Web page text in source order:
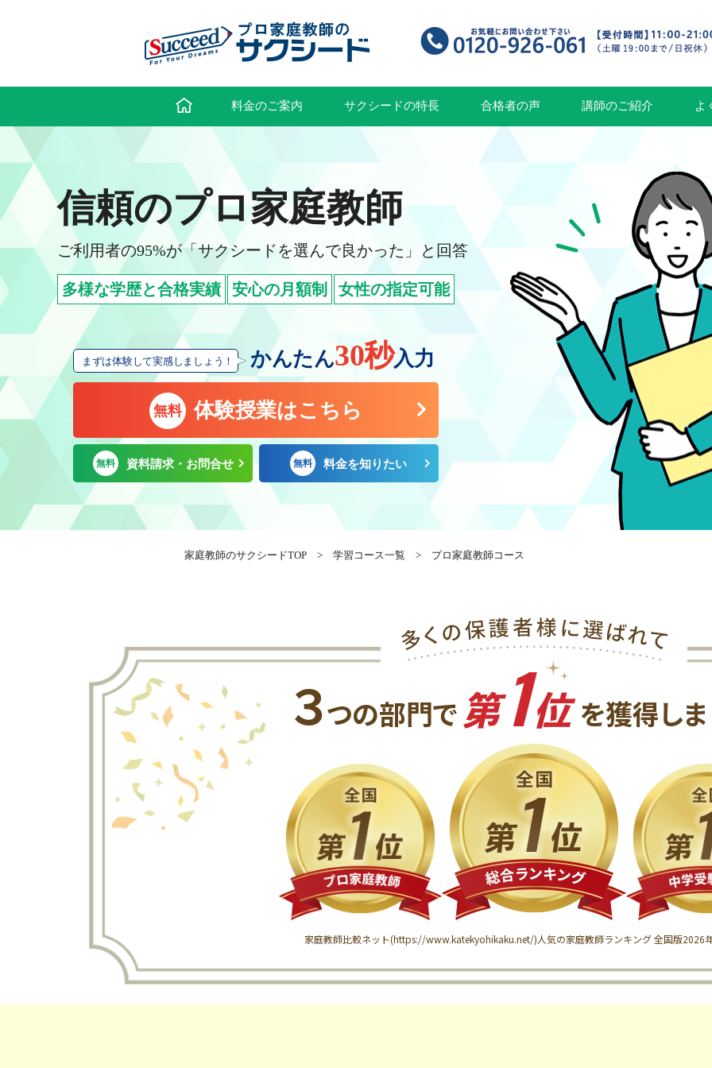
料金のご案内 サクシードの特長 合格者の声 講師のご紹介 よ
信頼のプロ家庭教師
ご利用者の95%が「サクシードを選んで良かった」と回答
多様な学歴と合格実績 安心の月額制 女性の指定可能
まずは体験して実感しましょう！ かんたん30秒入力
無料 体験授業はこちら
無料 資料請求・お問合せ 無料 料金を知りたい
家庭教師のサクシードTOP > 学習コース一覧 > プロ家庭教師コース
３つの部門で 第1位を獲得し
家庭教師比較ネット(https://www.katekyohikaku.net/)人気の家庭教師ランキング 全国版2026